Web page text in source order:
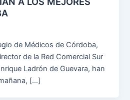
de Médicos de Córdoba,
de la Red Comercial Sur
Ladrón de Guevara, han
[…]